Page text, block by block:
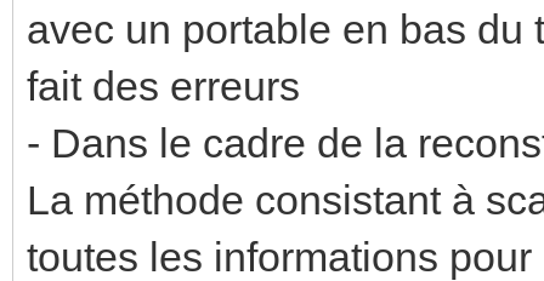
avec un portable en bas
fait des erreurs
- Dans le cadre de la
La méthode consistant à
toutes les informations